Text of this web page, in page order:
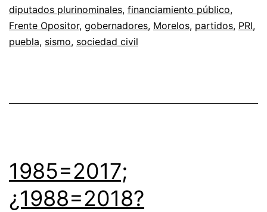
diputados plurinominales, financiamiento público,
Frente Opositor, gobernadores, Morelos, partidos, PRI,
puebla, sismo, sociedad civil
1985=2017;
¿1988=2018?